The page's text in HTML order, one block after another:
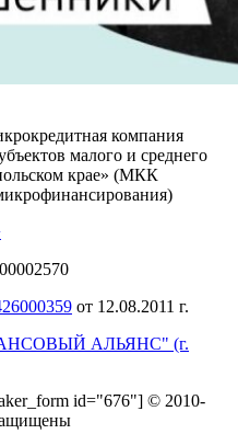
компания
малого и среднего
крае» (МКК
от 12.08.2011 г.
АЛЬЯНС" (г.
id="676"] © 2010-